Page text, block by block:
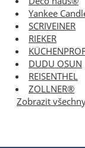
Yankee
SCRIVEINER
RIEKER
DUDU OSUN
REISENTHEL
ZOLLNER®
Zobrazit